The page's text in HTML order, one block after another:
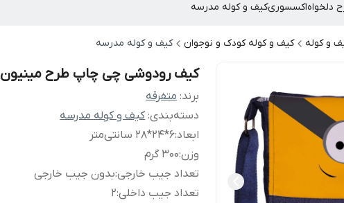
دلخواهاکسسوریکیف و کوله مدرسه
و کوله کیف و کوله کودک و نوجوان کیف و کوله مدرسه
کیف رودوشی چی چاپ طرح مینیون
برند: متفرقه
دسته‌بندی:کیف و کوله مدرسه
ابعاد:6*24*28 سانتی‌متر
وزن:300 گرم
تعداد جیب خارجی:بدون جیب خارجی
تعداد جیب داخلی:
2